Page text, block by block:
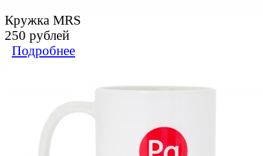
Кружка MRS
250 рублей
Подробнее